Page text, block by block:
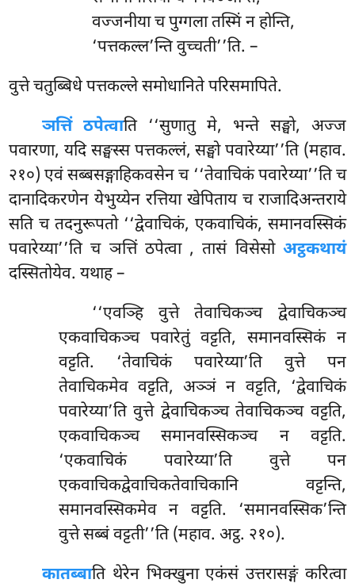
वज्जनीया च पुग्गला तस्मिं न होन्ति,
‘पत्तकल्ल’न्ति वुच्चती’’ति. –
वुत्ते चतुब्बिधे पत्तकल्ले समोधानिते परिसमापिते.
ञत्तिं ठपेत्वाति ‘‘सुणातु मे, भन्ते सङ्घो, अज्ज
पवारणा, यदि सङ्घस्स पत्तकल्लं, सङ्घो पवारेय्या’’ति (महाव.
२१०) एवं सब्बसङ्गाहिकवसेन च ‘‘तेवाचिकं पवारेय्या’’ति च
दानादिकरणेन येभुय्येन रत्तिया खेपिताय च राजादिअन्तराये
सति च तदनुरूपतो ‘‘द्वेवाचिकं, एकवाचिकं, समानवस्सिकं
पवारेय्या’’ति च ञत्तिं ठपेत्वा , तासं विसेसो अट्ठकथायं
दस्सितोयेव. यथाह –
‘‘एवञ्हिवुत्ते तेवाचिकञ्च द्वेवाचिकञ्च
एकवाचिकञ्च पवारेतुं वट्टति, समानवस्सिकं न
वट्टति. ‘तेवाचिकं पवारेय्या’ति वुत्ते पन
तेवाचिकमेव वट्टति, अञ्ञं न वट्टति, ‘द्वेवाचिकं
पवारेय्या’ति वुत्ते द्वेवाचिकञ्च तेवाचिकञ्च वट्टति,
एकवाचिकञ्च समानवस्सिकञ्च न वट्टति.
‘एकवाचिकं पवारेय्या’ति वुत्ते पन
एकवाचिकद्वेवाचिकतेवाचिकानि वट्टन्ति,
समानवस्सिकमेव न वट्टति. ‘समानवस्सिक’न्ति
वुत्ते सब्बं वट्टती’’ति (महाव. अट्ठ. २१०).
कातब्बाति थेरेन भिक्खुना एकंसं उत्तरासङ्गं करित्वा